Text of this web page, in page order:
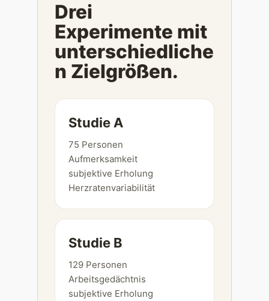
Drei
Experimente mit
unterschiedliche
n Zielgrößen.
Studie A
75 Personen
Aufmerksamkeit
subjektive Erholung
Herzratenvariabilität
Studie B
129 Personen
Arbeitsgedächtnis
subjektive Erholung